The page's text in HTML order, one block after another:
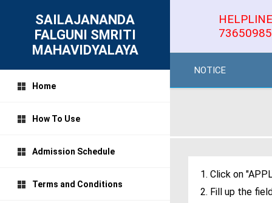
SAILAJANANDA
FALGUNI SMRITI
MAHAVIDYALAYA
Home
How To Use
Admission Schedule
Terms and Conditions
NOTICE
1. Click on
2. Fill up the